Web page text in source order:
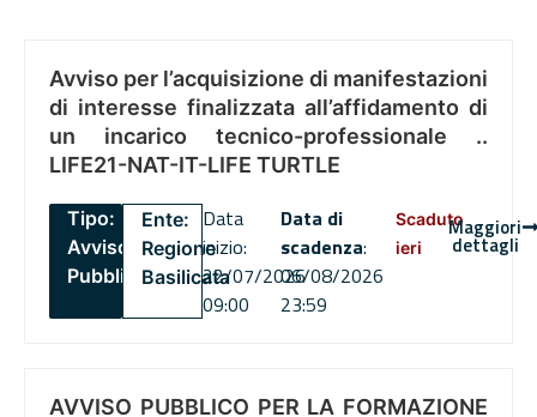
Avviso per l’acquisizione di manifestazioni
di interesse finalizzata all’affidamento di
un incarico tecnico-professionale ..
LIFE21-NAT-IT-LIFE TURTLE
Tipo:
Avviso
Pubblico
Ente:
Regione
Basilicata
Data
inizio:
22/07/2026
09:00
Data di
scadenza:
06/08/2026
23:59
Scaduto
ieri
Maggiori
dettagli
AVVISO PUBBLICO PER LA FORMAZIONE